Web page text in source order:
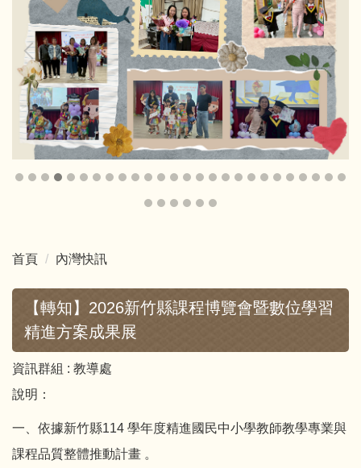
首頁 內灣快訊
【轉知】2026新竹縣課程博覽會暨數位學習
精進方案成果展
資訊群組 : 教導處
說明：
一、依據新竹縣114 學年度精進國民中小學教師教學專業與
課程品質整體推動計畫 。